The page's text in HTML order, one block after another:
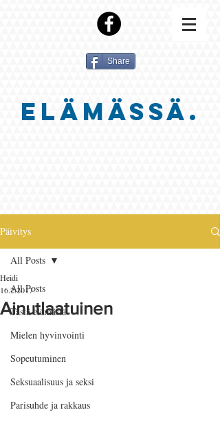
Share
ELÄMÄSSÄ.
Päivitys
All Posts
Tästä elämästä
Mielen hyvinvointi
Sopeutuminen
Seksuaalisuus ja seksi
Parisuhde ja rakkaus
All Posts
Ainutlaatuinen
Heidi
16.2.2017